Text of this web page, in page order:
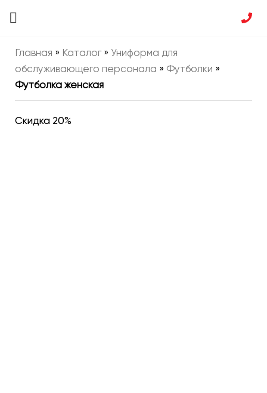
Главная » Каталог» Униформа для
обслуживающего персонала » Футболки »
Футболка женская
Скидка 20%